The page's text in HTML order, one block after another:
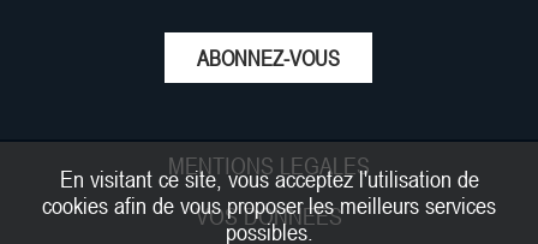
ABONNEZ-VOUS
MENTIONS LEGALES
VOS DONNEES
En visitant ce site, vous acceptez l'utilisation de
cookies afin de vous proposer les meilleurs services
possibles.